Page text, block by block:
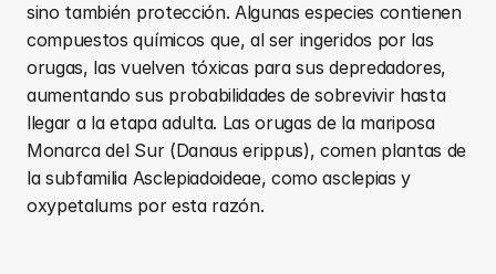
sino también protección. Algunas especies contienen
compuestos químicos que, al ser ingeridos por las
orugas, las vuelven tóxicas para sus depredadores,
aumentando sus probabilidades de sobrevivir hasta
llegar a la etapa adulta. Las orugas de la mariposa
Monarca del Sur (Danaus erippus), comen plantas de
la subfamilia Asclepiadoideae, como asclepias y
oxypetalums por esta razón.